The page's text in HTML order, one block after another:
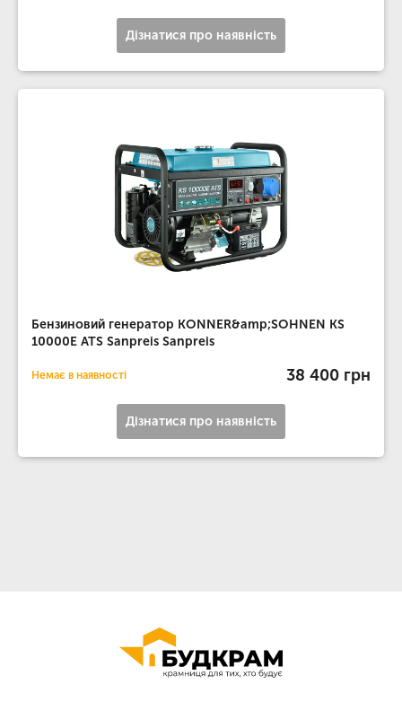
Дізнатися про наявність
Бензиновий генератор KONNER&amp;SOHNEN KS
10000E ATS Sanpreis Sanpreis
Немає в наявності 38 400 грн
Дізнатися про наявність